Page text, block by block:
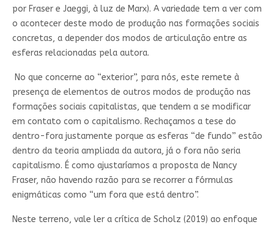
por Fraser e Jaeggi, à luz de Marx). A variedade tem a ver com
o acontecer deste modo de produção nas formações sociais
concretas, a depender dos modos de articulação entre as
esferas relacionadas pela autora.
No que concerne ao “exterior”, para nós, este remete à
presença de elementos de outros modos de produção nas
formações sociais capitalistas, que tendem a se modificar
em contato com o capitalismo. Rechaçamos a tese do
dentro-fora justamente porque as esferas “de fundo” estão
dentro da teoria ampliada da autora, já o fora não seria
capitalismo. É como ajustaríamos a proposta de Nancy
Fraser, não havendo razão para se recorrer a fórmulas
enigmáticas como “um fora que está dentro”.
Neste terreno, vale ler a crítica de Scholz (2019) ao enfoque